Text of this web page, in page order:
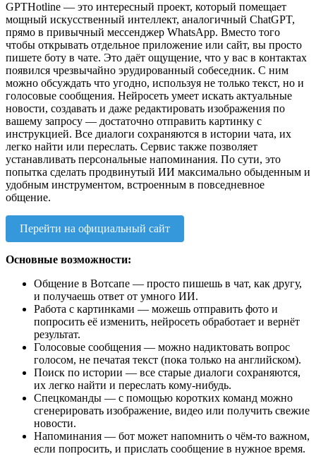
GPTHotline — это интересный проект, который помещает
мощный искусственный интеллект, аналогичный ChatGPT,
прямо в привычный мессенджер WhatsApp. Вместо того
чтобы открывать отдельное приложение или сайт, вы просто
пишете боту в чате. Это даёт ощущение, что у вас в контактах
появился чрезвычайно эрудированный собеседник. С ним
можно обсуждать что угодно, используя не только текст, но и
голосовые сообщения. Нейросеть умеет искать актуальные
новости, создавать и даже редактировать изображения по
вашему запросу — достаточно отправить картинку с
инструкцией. Все диалоги сохраняются в истории чата, их
легко найти или переслать. Сервис также позволяет
устанавливать персональные напоминания. По сути, это
попытка сделать продвинутый ИИ максимально обыденным и
удобным инструментом, встроенным в повседневное
общение.
Перейти на официальный сайт
Основные возможности:
Общение в Вотсапе — просто пишешь в чат, как другу,
и получаешь ответ от умного ИИ.
Работа с картинками — можешь отправить фото и
попросить её изменить, нейросеть обработает и вернёт
результат.
Голосовые сообщения — можно надиктовать вопрос
голосом, не печатая текст (пока только на английском).
Поиск по истории — все старые диалоги сохраняются,
их легко найти и переслать кому-нибудь.
Спецкоманды — с помощью коротких команд можно
сгенерировать изображение, видео или получить свежие
новости.
Напоминания — бот может напомнить о чём-то важном,
если попросить, и прислать сообщение в нужное время.